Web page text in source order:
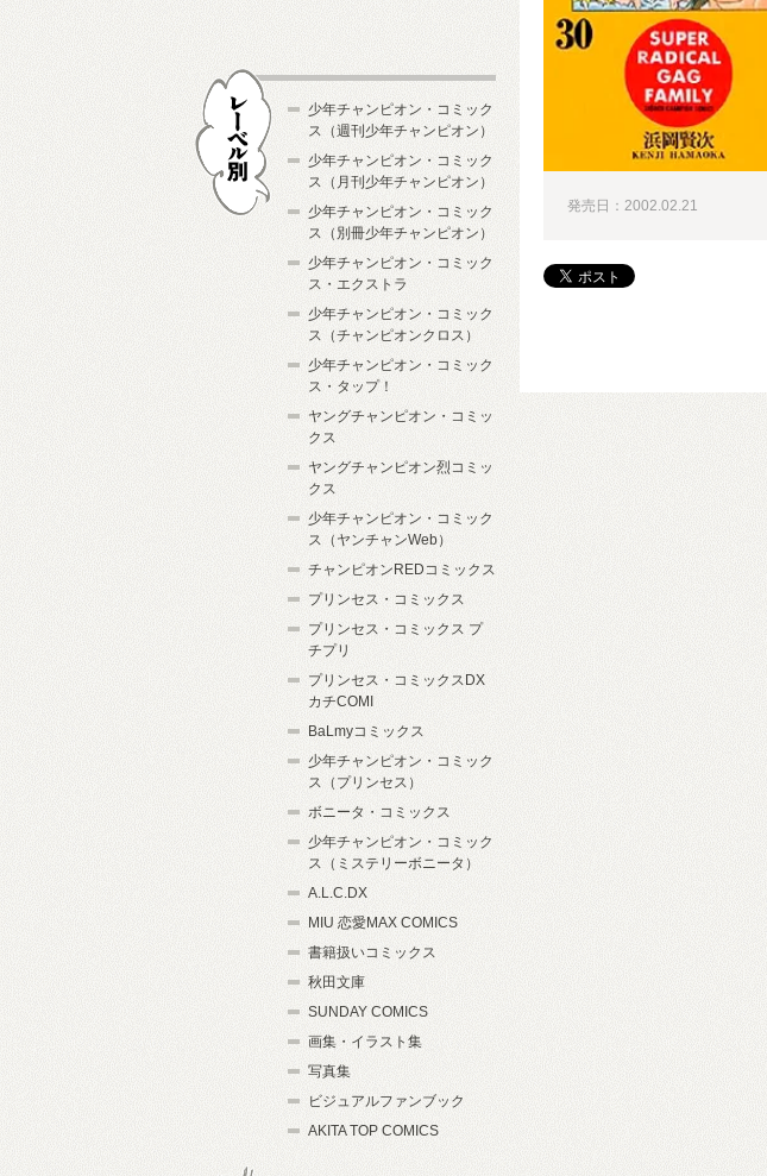
発売日：2002.02.21
少年チャンピオン・コミック
ス（週刊少年チャンピオン）
少年チャンピオン・コミック
ス（月刊少年チャンピオン）
少年チャンピオン・コミック
ス（別冊少年チャンピオン）
少年チャンピオン・コミック
ス・エクストラ
少年チャンピオン・コミック
ス（チャンピオンクロス）
少年チャンピオン・コミック
ス・タップ！
ヤングチャンピオン・コミッ
クス
ヤングチャンピオン烈コミッ
クス
少年チャンピオン・コミック
ス（ヤンチャンWeb）
チャンピオンREDコミックス
プリンセス・コミックス
プリンセス・コミックス プ
チプリ
プリンセス・コミックスDX
カチCOMI
BaLmyコミックス
少年チャンピオン・コミック
ス（プリンセス）
ボニータ・コミックス
少年チャンピオン・コミック
ス（ミステリーボニータ）
A.L.C.DX
MIU 恋愛MAX COMICS
書籍扱いコミックス
秋田文庫
SUNDAY COMICS
画集・イラスト集
写真集
ビジュアルファンブック
AKITA TOP COMICS